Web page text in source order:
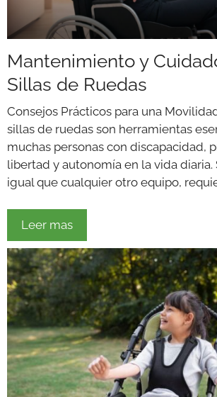
Mantenimiento y
Sillas de Ruedas
Consejos Prácticos para una
sillas de ruedas son herramientas
muchas personas con discapacidad,
libertad y autonomía en la vida diaria.
igual que cualquier otro equipo,
Leer mas